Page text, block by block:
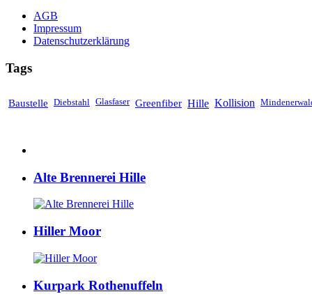
AGB
Impressum
Datenschutzerklärung
Tags
Baustelle Diebstahl Glasfaser Greenfiber Hille Kollision
Alte Brennerei Hille
Hiller Moor
Kurpark Rothenuffeln